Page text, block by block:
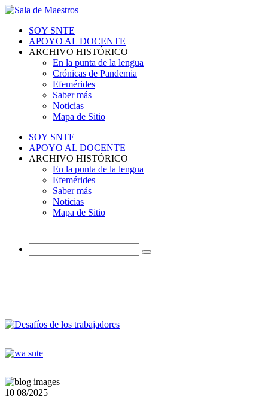
SOY SNTE
APOYO AL DOCENTE
ARCHIVO HISTÓRICO
En la punta de la lengua
Crónicas de Pandemia
Efemérides
Saber más
Noticias
Mapa de Sitio
SOY SNTE
APOYO AL DOCENTE
ARCHIVO HISTÓRICO
En la punta de la lengua
Efemérides
Saber más
Noticias
Mapa de Sitio
10 08/2025